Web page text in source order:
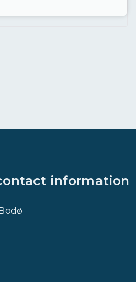
information